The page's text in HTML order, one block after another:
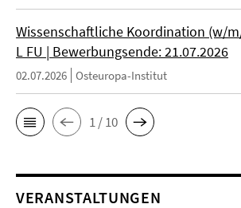
Wissenschaftliche Koordination (w/
L FU | Bewerbungsende: 21.07.2026
02.07.2026 Osteuropa-Institut
1 / 10
VERANSTALTUNGEN